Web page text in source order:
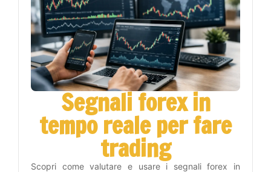
Segnali forex in
tempo reale per fare
trading
Scopri come valutare e usare i segnali forex in